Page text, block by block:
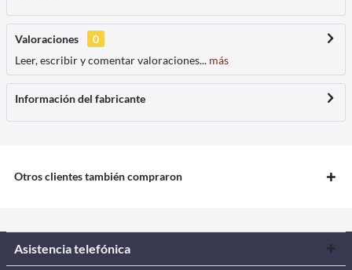
Valoraciones
0
Leer, escribir y comentar valoraciones... más
Información del fabricante
Otros clientes también compraron
Asistencia telefónica